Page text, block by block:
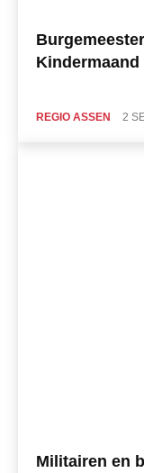
REGIO ASSEN 2
Militairen en